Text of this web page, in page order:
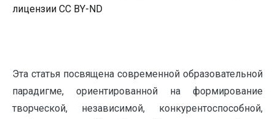
лицензии CC BY-ND
Эта статья посвящена современной образовательной
парадигме, ориентированной на формирование
творческой, независимой, конкурентоспособной,